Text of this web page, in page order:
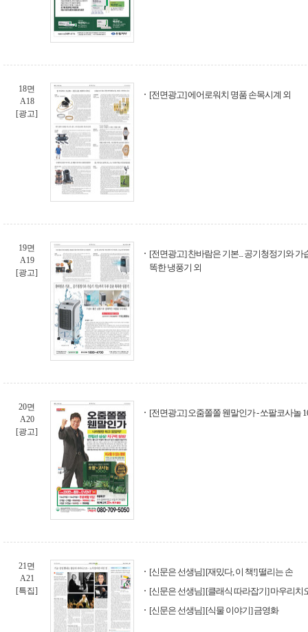
18면
A18
[광고]
[전면광고] 에어로워치 명품 손목시계 외
19면
A19
[광고]
[전면광고] 찬바람은 기본... 공기청정기와 가
똑한 냉풍기 외
20면
A20
[광고]
[전면광고] 오줌쫄쫄 웬말인가 - 쏘팔코사놀
21면
A21
[특집]
[신문은 선생님] [재밌다, 이 책!] 떨리는 손
[신문은 선생님] [클래식 따라잡기] 마우리치
[신문은 선생님] [식물 이야기] 금영화